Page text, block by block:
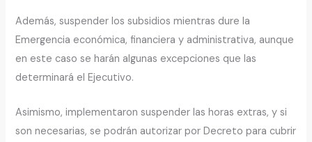
Además, suspender los subsidios mientras dure la
Emergencia económica, financiera y administrativa, aunque
en este caso se harán algunas excepciones que las
determinará el Ejecutivo.
Asimismo, implementaron suspender las horas extras, y si
son necesarias, se podrán autorizar por Decreto para cubrir